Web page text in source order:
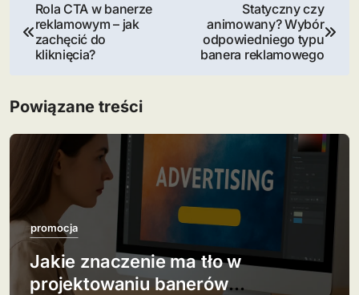
i
g
j
Rola CTA w banerze
reklamowym – jak
zachęcić do
kliknięcia?
Statyczny czy
animowany? Wybór
odpowiedniego typu
banera reklamowego
Powiązane treści
promocja
Jakie znaczenie ma tło w
projektowaniu banerów